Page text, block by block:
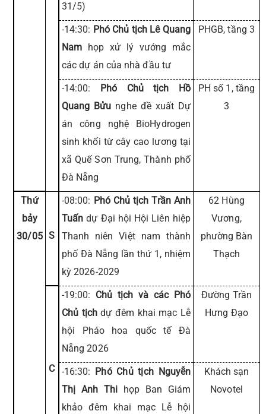
31/5)
-14:30: Phó Chủ tịch Lê Quang
Nam họp xử lý vướng mắc
các dự án của nhà đầu tư
PHGB, tầng 3
-14:00: Phó Chủ tịch Hồ
Quang Bửu nghe đề xuất Dự
án công nghệ BioHydrogen
sinh khối từ cây cao lương tại
xã Quế Sơn Trung, Thành phố
Đà Nẵng
PH số 1, tầng
3
Thứ
bảy
30/05 S
-08:00: Phó Chủ tịch Trần Anh
Tuấn dự Đại hội Hội Liên hiệp
Thanh niên Việt nam thành
phố Đà Nẵng lần thứ 1, nhiệm
kỳ 2026-2029
62 Hùng
Vương,
phường Bàn
Thạch
C
-19:00: Chủ tịch và các Phó
Chủ tịchdự đêm khai mạc Lễ
hội Pháo hoa quốc tế Đà
Nẵng 2026
Đường Trần
Hưng Đạo
-16:30: Phó Chủ tịch Nguyễn
Thị Anh Thi họp Ban Giám
khảo đêm khai mạc Lễ hội
Khách sạn
Novotel